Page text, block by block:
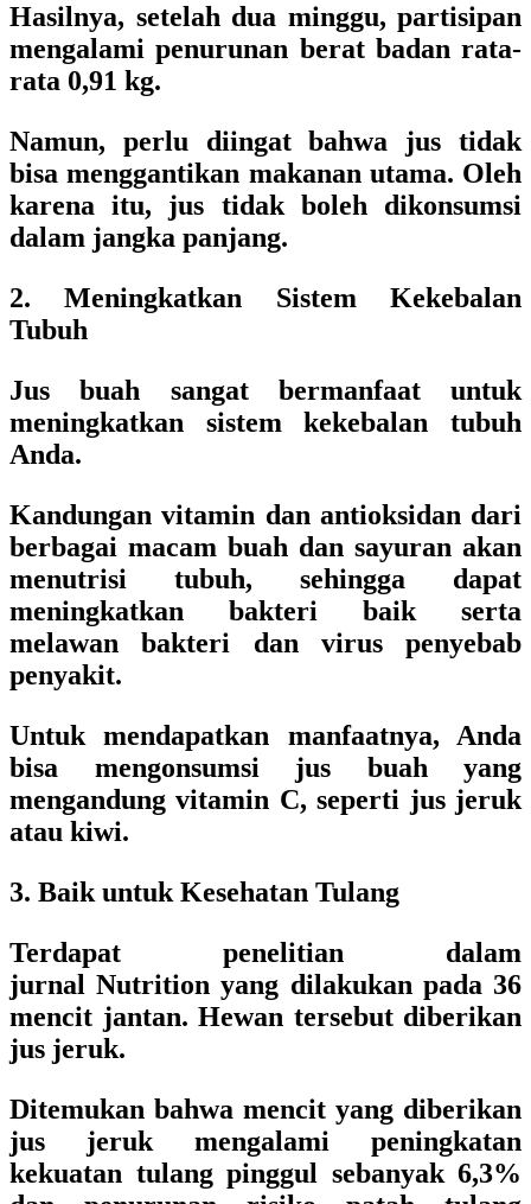
Hasilnya, setelah dua minggu, partisipan
mengalami penurunan berat badan rata-
rata 0,91 kg.
Namun, perlu diingat bahwa jus tidak
bisa menggantikan makanan utama. Oleh
karena itu, jus tidak boleh dikonsumsi
dalam jangka panjang.
2. Meningkatkan Sistem Kekebalan
Tubuh
Jus buah sangat bermanfaat untuk
meningkatkan sistem kekebalan tubuh
Anda.
Kandungan vitamin dan antioksidan dari
berbagai macam buah dan sayuran akan
menutrisi tubuh, sehingga dapat
meningkatkan bakteri baik serta
melawan bakteri dan virus penyebab
penyakit.
Untuk mendapatkan manfaatnya, Anda
bisa mengonsumsi jus buah yang
mengandung vitamin C, seperti jus jeruk
atau kiwi.
3. Baik untuk Kesehatan Tulang
Terdapat penelitian dalam
jurnal Nutrition yang dilakukan pada 36
mencit jantan. Hewan tersebut diberikan
jus jeruk.
Ditemukan bahwa mencit yang diberikan
jus jeruk mengalami peningkatan
kekuatan tulang pinggul sebanyak 6,3%